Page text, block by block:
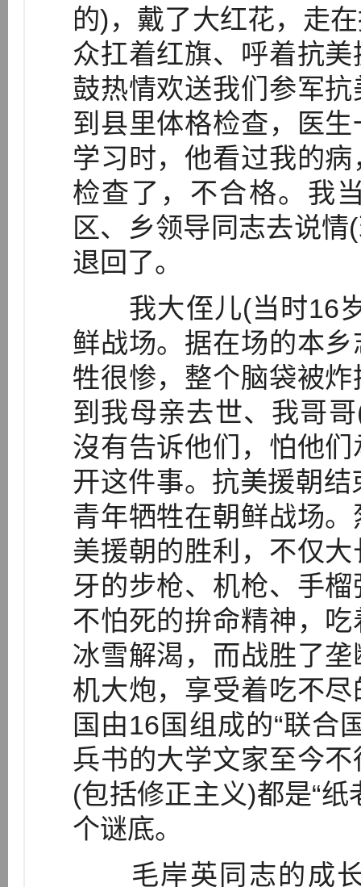
的)，戴了大红花，走
众扛着红旗、呼着抗
鼓热情欢送我们参军
到县里体格检查，医
学习时，他看过我的
检查了，不合格。我
区、乡领导同志去说情
退回了。
我大侄儿(当时16岁
鲜战场。据在场的本
牲很惨，整个脑袋被
到我母亲去世、我哥
沒有告诉他们，怕他
开这件事。抗美援朝
青年牺牲在朝鲜战场
美援朝的胜利，不仅
牙的步枪、机枪、手
不怕死的拚命精神，
冰雪解渴，而战胜了
机大炮，享受着吃不
国由16国组成的“联合
兵书的大学文家至今
(包括修正主义)都是“
个谜底。
毛岸英同志的成长